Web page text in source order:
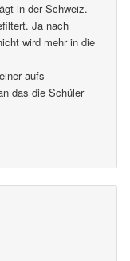
in der Schweiz.
Ja nach
wird mehr in die
aufs
das die Schüler